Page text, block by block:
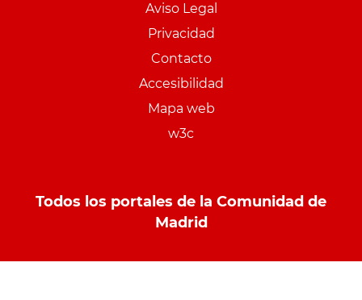
Aviso Legal
Privacidad
Contacto
Accesibilidad
Mapa web
w3c
Todos los portales de la Comunidad de
Madrid